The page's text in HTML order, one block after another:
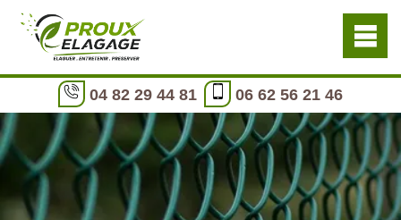
04 82 29 44 81 06 62 56 21 46